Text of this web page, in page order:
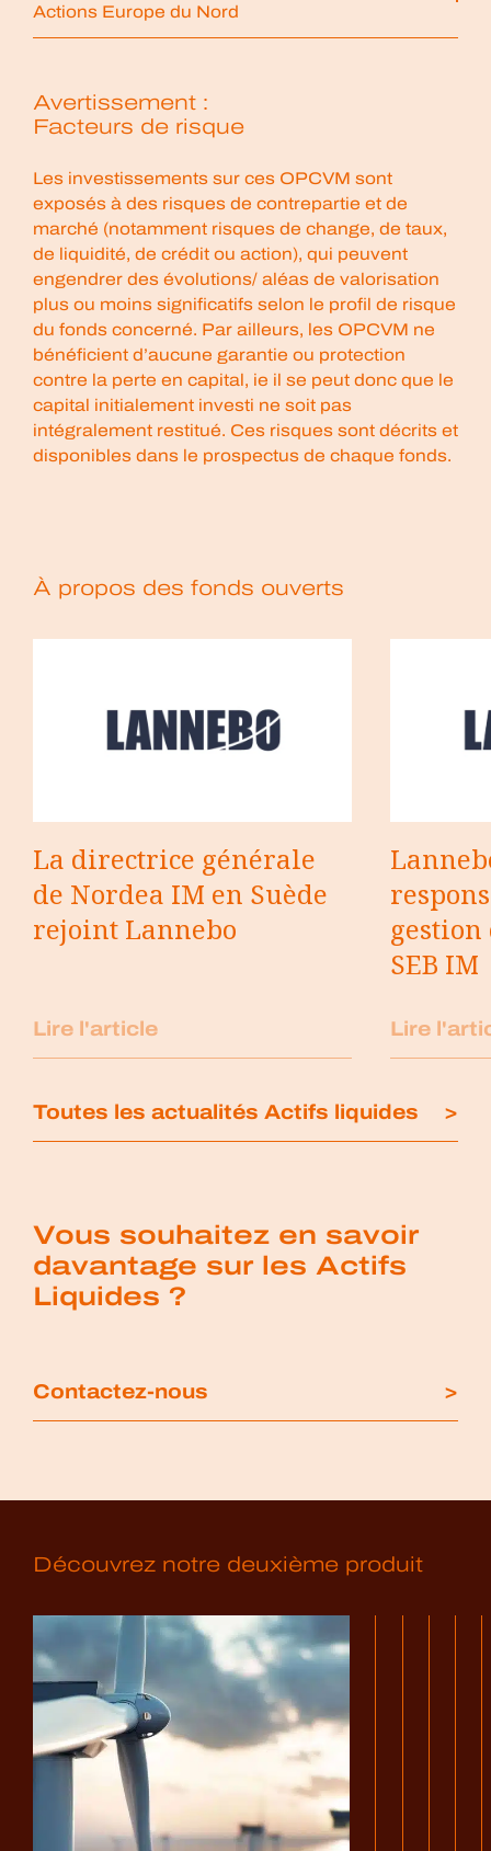
Actions Europe du Nord
Avertissement :
Facteurs de risque
Les investissements sur ces OPCVM sont
exposés à des risques de contrepartie et de
marché (notamment risques de change, de taux,
de liquidité, de crédit ou action), qui peuvent
engendrer des évolutions/ aléas de valorisation
plus ou moins significatifs selon le profil de risque
du fonds concerné. Par ailleurs, les OPCVM ne
bénéficient d’aucune garantie ou protection
contre la perte en capital, ie il se peut donc que le
capital initialement investi ne soit pas
intégralement restitué. Ces risques sont décrits et
disponibles dans le prospectus de chaque fonds.
À propos des fonds ouverts
La directrice générale
de Nordea IM en Suède
rejoint Lannebo
Lire l'article
gestion
SEB IM
Lire
Toutes les actualités Actifs liquides
Vous souhaitez en savoir
davantage sur les Actifs
Liquides ?
Contactez-nous
Découvrez notre deuxième produit